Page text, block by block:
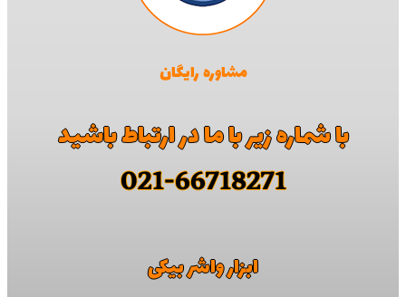
مشاوره رایگان
با شماره زیر با ما در ارتباط باشید
021-66718271
ابزار واشر بیکی